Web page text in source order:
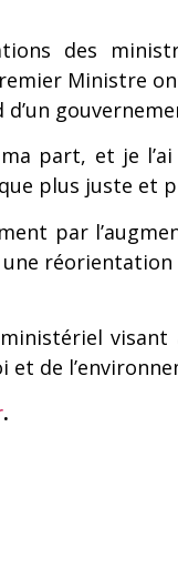
des
Ministre
part, et je
plus juste et
par
et de
.